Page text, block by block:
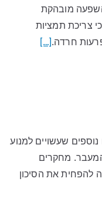
מובהקת
צריכת תמציות
חרדה.[…]
שעשויים למנוע
מחקרים
להפחית את הסיכון